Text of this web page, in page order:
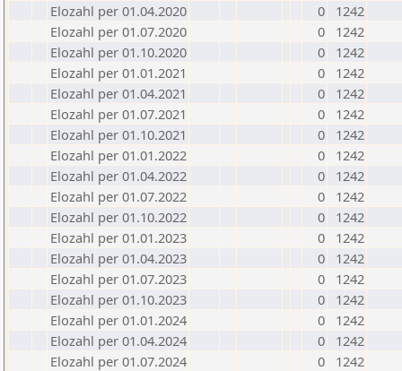
Elozahl per 01.04.2020
0
1242
Elozahl per 01.07.2020
0
1242
Elozahl per 01.10.2020
0
1242
Elozahl per 01.01.2021
0
1242
Elozahl per 01.04.2021
0
1242
Elozahl per 01.07.2021
0
1242
Elozahl per 01.10.2021
0
1242
Elozahl per 01.01.2022
0
1242
Elozahl per 01.04.2022
0
1242
Elozahl per 01.07.2022
0
1242
Elozahl per 01.10.2022
0
1242
Elozahl per 01.01.2023
0
1242
Elozahl per 01.04.2023
0
1242
Elozahl per 01.07.2023
0
1242
Elozahl per 01.10.2023
0
1242
Elozahl per 01.01.2024
0
1242
Elozahl per 01.04.2024
0
1242
Elozahl per 01.07.2024
0
1242